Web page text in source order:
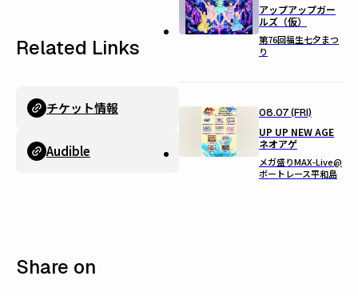
Related Links
チケット情報
Audible
Share on
アップアップガー
ルズ（仮）
第76回福生七夕まつ
り
08.07 (FRI)
UP UP NEW AGE
ネオアゲ
メガ盛りMAX-Live@
ボートレース平和島